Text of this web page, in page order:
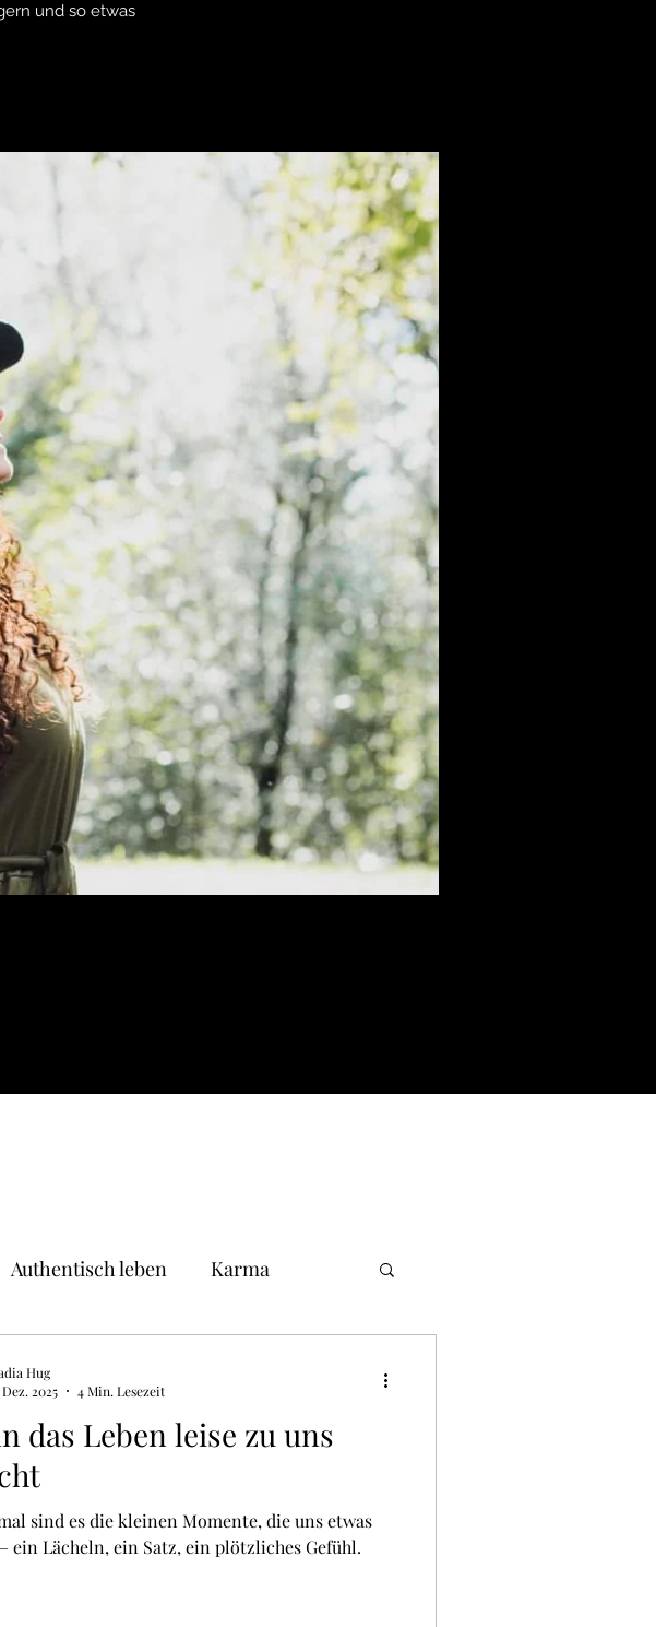
und so etwas
Authentisch leben Karma
das Leben leise zu uns
sind es die kleinen Momente, die uns etwas
ein Lächeln, ein Satz, ein plötzliches Gefühl.
Hug
2025
4 Min. Lesezeit